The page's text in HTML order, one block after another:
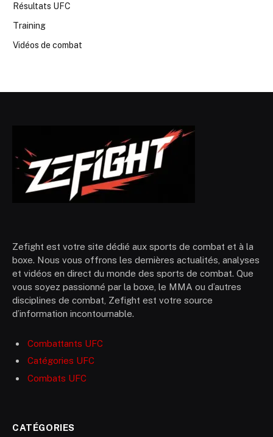
Résultats UFC
Training
Vidéos de combat
Zefight est votre site dédié aux sports de combat et à la
boxe. Nous vous offrons les dernières actualités, analyses
et vidéos en direct du monde des sports de combat. Que
vous soyez passionné par la boxe, le MMA ou d’autres
disciplines de combat, Zefight est votre source
d’information incontournable.
Combattants UFC
Catégories UFC
Combats UFC
CATÉGORIES